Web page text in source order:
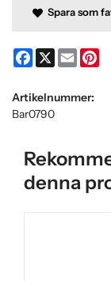
Spara som
Facebook
X Email
Artikelnummer:
Bar0790
denna